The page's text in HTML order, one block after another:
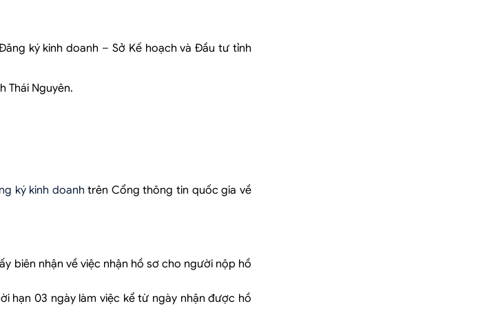
ký kinh doanh – Sở Kế hoạch và Đầu tư tỉnh
Thái Nguyên.
ký kinh doanh trên Cổng thông tin quốc gia về
biên nhận về việc nhận hồ sơ cho người nộp hồ
hạn 03 ngày làm việc kể từ ngày nhận được hồ